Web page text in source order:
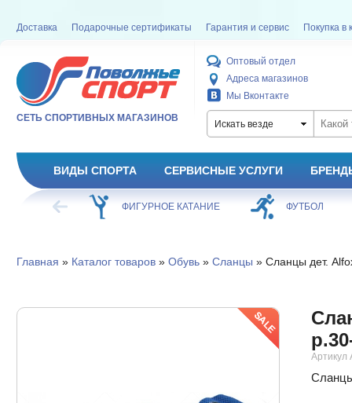
Доставка Подарочные сертификаты Гарантия и сервис Покупка в
СЕТЬ СПОРТИВНЫХ МАГАЗИНОВ
Оптовый отдел
Адреса магазинов
Мы Вконтакте
Искать везде
ВИДЫ СПОРТА СЕРВИСНЫЕ УСЛУГИ
ХОККЕЙ ФИГУРНОЕ КАТАНИЕ ФУТБОЛ
Главная » Каталог товаров» Обувь» Сланцы » Сланцы дет.
Артикул